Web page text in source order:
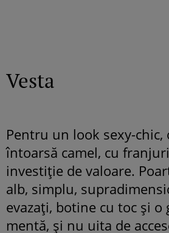
Vesta
Pentru un look sexy-chic,
întoarsă camel, cu
investiţie de valoare.
alb, simplu,
evazaţi, botine cu toc şi o
mentă, şi nu uita de